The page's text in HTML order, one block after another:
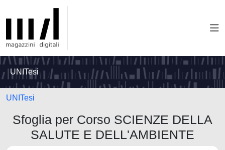
UNITesi
UNITesi
Sfoglia per Corso SCIENZE DELLA
SALUTE E DELL'AMBIENTE